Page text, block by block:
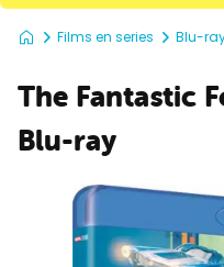
Films en series Blu-
The Fantastic
Blu-ray